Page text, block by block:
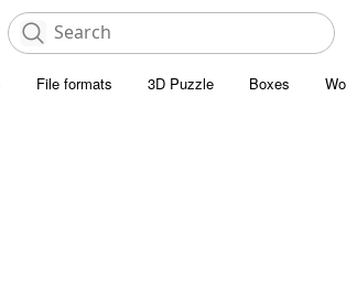
File formats 3D Puzzle Boxes